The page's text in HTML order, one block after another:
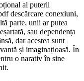
al puterii
descărcare conexiuni,
parte, unii ar putea
sau dependența
dar acestea sunt
și imaginațioasă. În
o narativ în sine